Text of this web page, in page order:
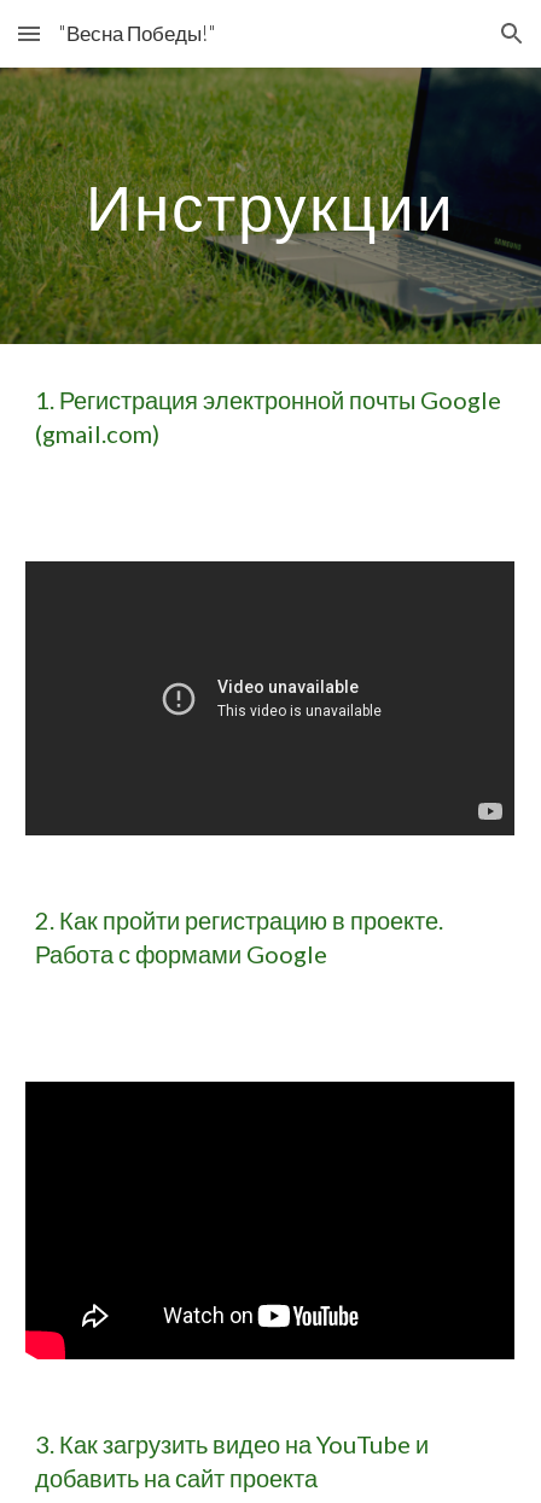
Skip to main content Skip to navigation
"Весна Победы!"
Инструкции
1. Регистрация электронной почты Google
(gmail.com)
2. Как пройти регистрацию в проекте.
Работа с формами Google
3. Как загрузить видео на YouTube и
добавить на сайт проекта